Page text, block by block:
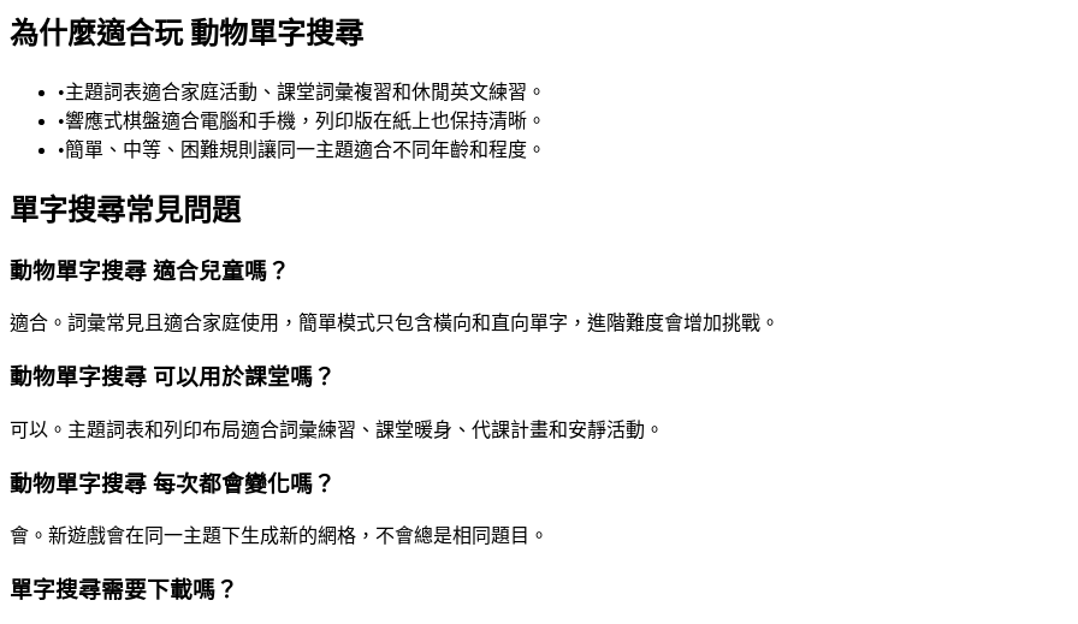
為什麼適合玩 動物單字搜尋
•主題詞表適合家庭活動、課堂詞彙複習和休閒英文練習。
•響應式棋盤適合電腦和手機，列印版在紙上也保持清晰。
•簡單、中等、困難規則讓同一主題適合不同年齡和程度。
單字搜尋常見問題
動物單字搜尋 適合兒童嗎？
適合。詞彙常見且適合家庭使用，簡單模式只包含橫向和直向單字，進階難度會增加挑戰。
動物單字搜尋 可以用於課堂嗎？
可以。主題詞表和列印布局適合詞彙練習、課堂暖身、代課計畫和安靜活動。
動物單字搜尋 每次都會變化嗎？
會。新遊戲會在同一主題下生成新的網格，不會總是相同題目。
單字搜尋需要下載嗎？